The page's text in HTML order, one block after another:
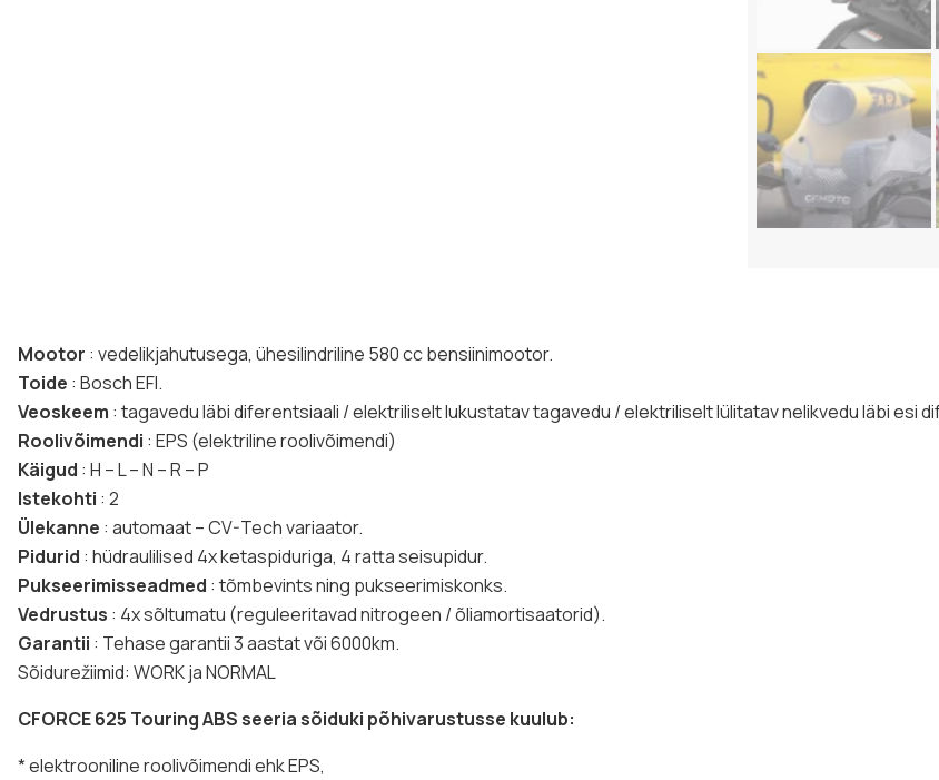
Mootor : vedelikjahutusega, ühesilindriline 580 cc bensiinimootor.
Toide : Bosch EFI.
Veoskeem : tagavedu läbi diferentsiaali / elektriliselt lukustatav tagavedu / elektriliselt lülitatav nelikvedu läbi esi
Roolivõimendi : EPS (elektriline roolivõimendi)
Käigud : H – L – N – R – P
Istekohti : 2
Ülekanne : automaat – CV-Tech variaator.
Pidurid : hüdraulilised 4x ketaspiduriga, 4 ratta seisupidur.
Pukseerimisseadmed : tõmbevints ning pukseerimiskonks.
Vedrustus : 4x sõltumatu (reguleeritavad nitrogeen / õliamortisaatorid).
Garantii : Tehase garantii 3 aastat või 6000km.
Sõidurežiimid: WORK ja NORMAL
CFORCE 625 Touring ABS seeria sõiduki põhivarustusse kuulub:
* elektrooniline roolivõimendi ehk EPS,